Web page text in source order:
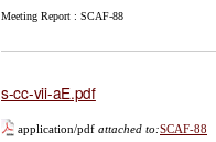
Meeting Report : SCAF-88
s-cc-vii-aE.pdf
application/pdf attached to:SCAF-88